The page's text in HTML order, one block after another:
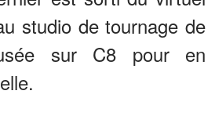
studio de tournage de
sur C8 pour en